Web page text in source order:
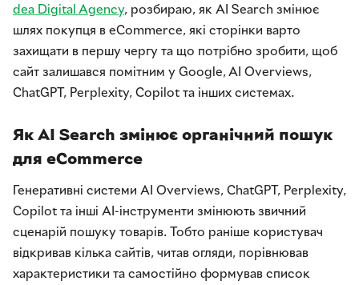
dea Digital Agency, розбираю, як AI Search змінює
шлях покупця в eCommerce, які сторінки варто
захищати в першу чергу та що потрібно зробити, щоб
сайт залишався помітним у Google, AI Overviews,
ChatGPT, Perplexity, Copilot та інших системах.
Як AI Search змінює органічний пошук
для eCommerce
Генеративні системи AI Overviews, ChatGPT, Perplexity,
Copilot та інші AI-інструменти змінюють звичний
сценарій пошуку товарів. Тобто раніше користувач
відкривав кілька сайтів, читав огляди, порівнював
характеристики та самостійно формував список